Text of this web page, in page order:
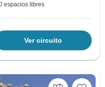
espacios libres
Ver circuito